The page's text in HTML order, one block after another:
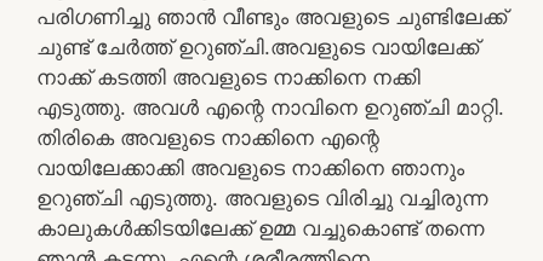
പരിഗണിച്ചു ഞാൻ വീണ്ടും അവളുടെ ചുണ്ടിലേക്ക്
ചുണ്ട് ചേർത്ത് ഉറുഞ്ചി.അവളുടെ വായിലേക്ക്
നാക്ക് കടത്തി അവളുടെ നാക്കിനെ നക്കി
എടുത്തു. അവൾ എന്റെ നാവിനെ ഉറുഞ്ചി മാറ്റി.
തിരികെ അവളുടെ നാക്കിനെ എന്റെ
വായിലേക്കാക്കി അവളുടെ നാക്കിനെ ഞാനും
ഉറുഞ്ചി എടുത്തു. അവളുടെ വിരിച്ചു വച്ചിരുന്ന
കാലുകൾക്കിടയിലേക്ക് ഉമ്മ വച്ചുകൊണ്ട് തന്നെ